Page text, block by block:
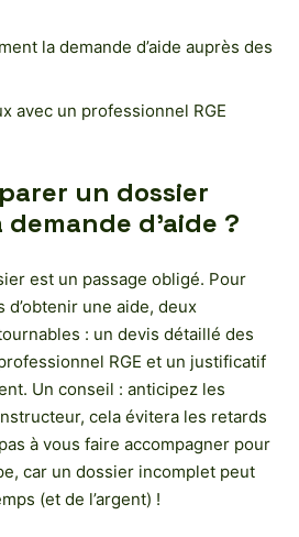
la demande d’aide auprès des
avec un professionnel RGE
un dossier
d’aide ?
est un passage obligé. Pour
d’obtenir une aide, deux
: un devis détaillé des
RGE et un justificatif
Un conseil : anticipez les
cela évitera les retards
à vous faire accompagner pour
car un dossier incomplet peut
(et de l’argent) !